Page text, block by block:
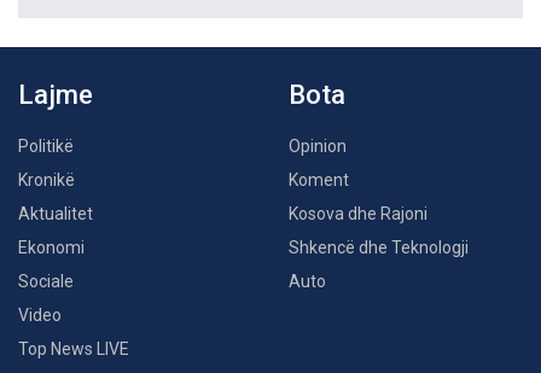
Lajme
Politikë
Kronikë
Aktualitet
Ekonomi
Sociale
Video
Top News LIVE
Bota
Opinion
Koment
Kosova dhe Rajoni
Shkencë dhe Teknologji
Auto